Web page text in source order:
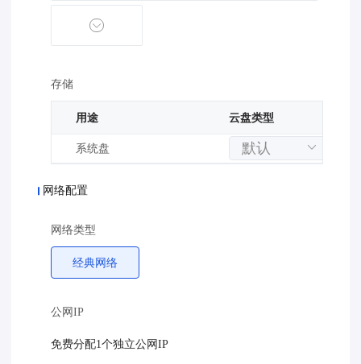
存储
用途 云盘类型
系统盘
网络配置
网络类型
经典网络
公网IP
免费分配1个独立公网IP